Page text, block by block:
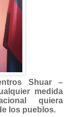
Shuar –
medida
quiera
los pueblos.